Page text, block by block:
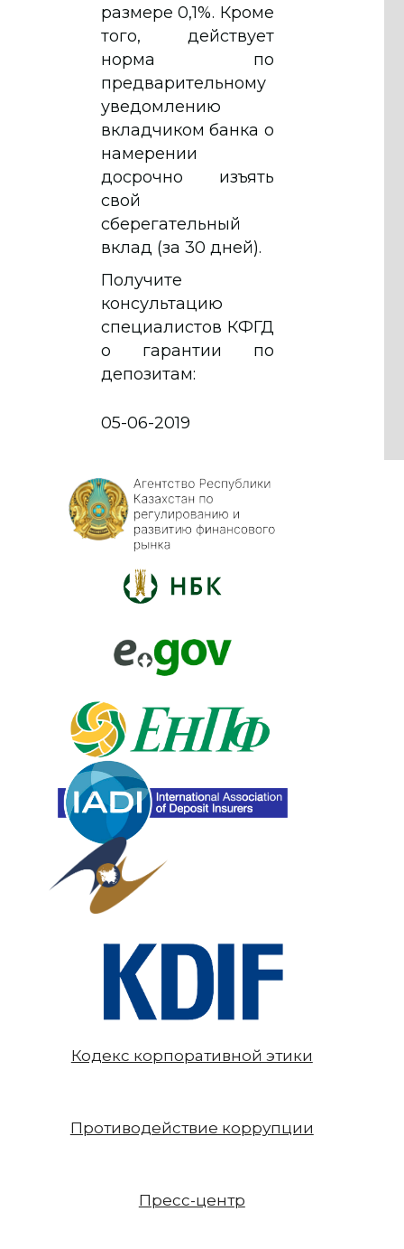
размере 0,1%. Кроме
того, действует
норма по
предварительному
уведомлению
вкладчиком банка о
намерении
досрочно изъять
свой
сберегательный
вклад (за 30 дней).
Получите
консультацию
специалистов КФГД
о гарантии по
депозитам:
05-06-2019
Кодекс корпоративной этики
Противодействие коррупции
Пресс-центр